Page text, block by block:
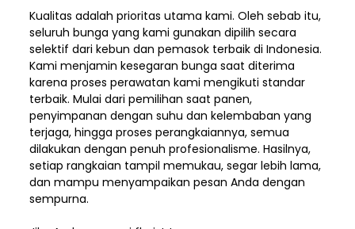
Kualitas adalah prioritas utama kami. Oleh sebab itu,
seluruh bunga yang kami gunakan dipilih secara
selektif dari kebun dan pemasok terbaik di Indonesia.
Kami menjamin kesegaran bunga saat diterima
karena proses perawatan kami mengikuti standar
terbaik. Mulai dari pemilihan saat panen,
penyimpanan dengan suhu dan kelembaban yang
terjaga, hingga proses perangkaiannya, semua
dilakukan dengan penuh profesionalisme. Hasilnya,
setiap rangkaian tampil memukau, segar lebih lama,
dan mampu menyampaikan pesan Anda dengan
sempurna.